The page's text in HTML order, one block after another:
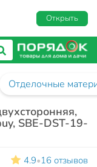
Открыть
Отделочные
SBE-DST-19-
4.9•16 отзывов